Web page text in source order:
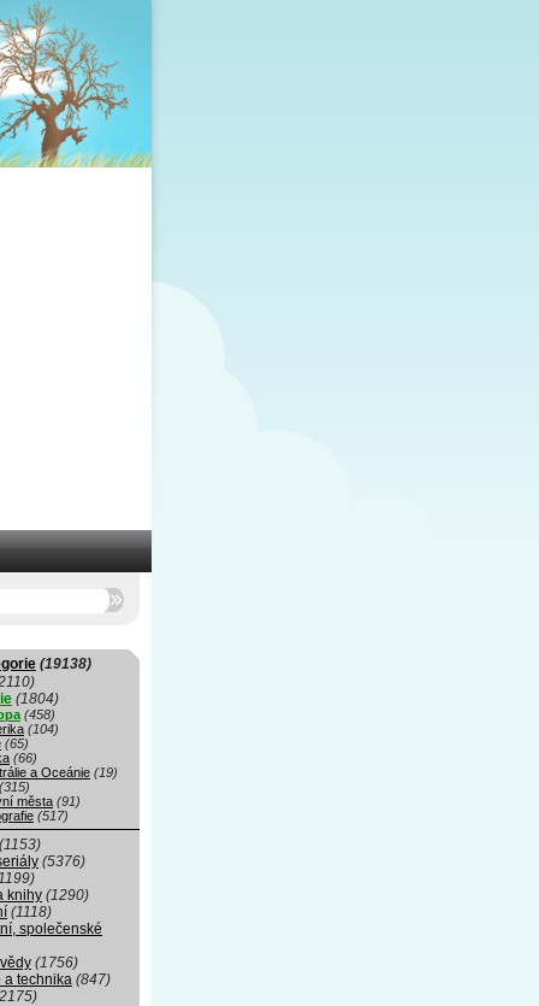
(19138)
(1804)
(458)
(104)
(65)
(66)
a Oceánie (19)
(315)
města (91)
(517)
(1153)
(5376)
knihy (1290)
(1118)
společenské
(1756)
a technika (847)